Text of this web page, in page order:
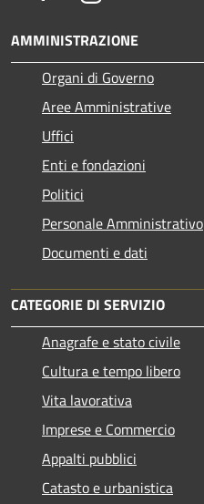
AMMINISTRAZIONE
Organi di Governo
Aree Amministrative
Uffici
Enti e fondazioni
Politici
Personale Amministrativo
Documenti e dati
CATEGORIE DI SERVIZIO
Anagrafe e stato civile
Cultura e tempo libero
Vita lavorativa
Imprese e Commercio
Appalti pubblici
Catasto e urbanistica